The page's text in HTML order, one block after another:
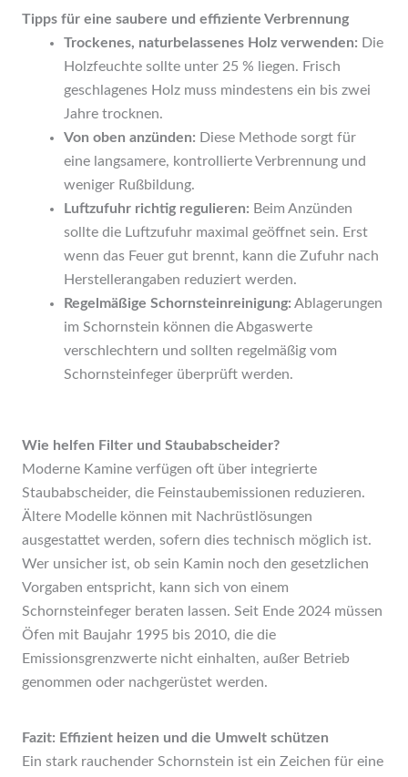
Tipps für eine saubere und effiziente Verbrennung
Trockenes, naturbelassenes Holz verwenden: Die
Holzfeuchte sollte unter 25 % liegen. Frisch
geschlagenes Holz muss mindestens ein bis zwei
Jahre trocknen.
Von oben anzünden: Diese Methode sorgt für
eine langsamere, kontrollierte Verbrennung und
weniger Rußbildung.
Luftzufuhr richtig regulieren: Beim Anzünden
sollte die Luftzufuhr maximal geöffnet sein. Erst
wenn das Feuer gut brennt, kann die Zufuhr nach
Herstellerangaben reduziert werden.
Regelmäßige Schornsteinreinigung: Ablagerungen
im Schornstein können die Abgaswerte
verschlechtern und sollten regelmäßig vom
Schornsteinfeger überprüft werden.
Wie helfen Filter und Staubabscheider?
Moderne Kamine verfügen oft über integrierte
Staubabscheider, die Feinstaubemissionen reduzieren.
Ältere Modelle können mit Nachrüstlösungen
ausgestattet werden, sofern dies technisch möglich ist.
Wer unsicher ist, ob sein Kamin noch den gesetzlichen
Vorgaben entspricht, kann sich von einem
Schornsteinfeger beraten lassen. Seit Ende 2024 müssen
Öfen mit Baujahr 1995 bis 2010, die die
Emissionsgrenzwerte nicht einhalten, außer Betrieb
genommen oder nachgerüstet werden.
Fazit: Effizient heizen und die Umwelt schützen
Ein stark rauchender Schornstein ist ein Zeichen für eine